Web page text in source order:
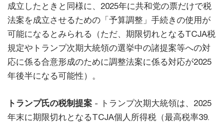
成立したときと同様に、2025年に共和党の票だけで税
法案を成立させるための「予算調整」手続きの使用が
可能になるとみられる（ただ、期限切れとなるTCJA税
規定やトランプ次期大統領の選挙中の諸提案等への対
応に係る合意形成のために調整法案に係る対応が2025
年後半になる可能性）。
トランプ氏の税制提案 - トランプ次期大統領は、2025
年末に期限切れとなるTCJA個人所得税（最高税率39.